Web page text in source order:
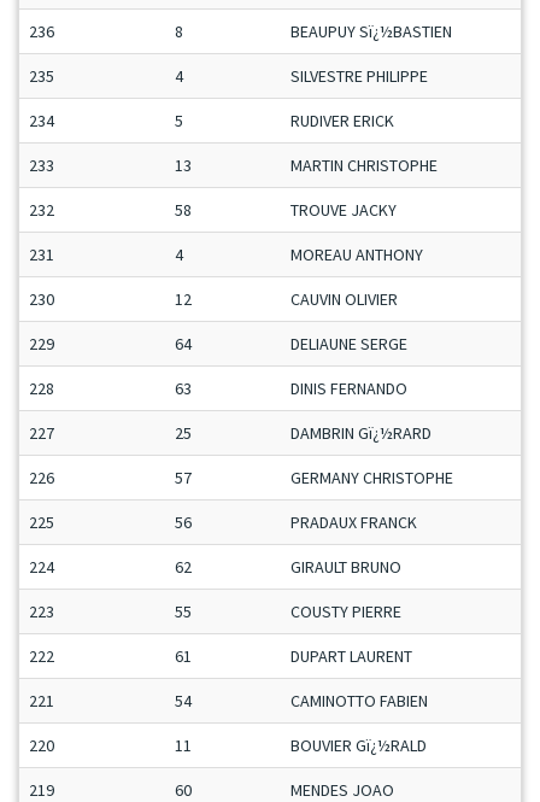
236 8 BEAUPUY Sï¿½BASTIEN
235 4 SILVESTRE PHILIPPE
234 5 RUDIVER ERICK
233 13 MARTIN CHRISTOPHE
232 58 TROUVE JACKY
231 4 MOREAU ANTHONY
230 12 CAUVIN OLIVIER
229 64 DELIAUNE SERGE
228 63 DINIS FERNANDO
227 25 DAMBRIN Gï¿½RARD
226 57 GERMANY CHRISTOPHE
225 56 PRADAUX FRANCK
224 62 GIRAULT BRUNO
223 55 COUSTY PIERRE
222 61 DUPART LAURENT
221 54 CAMINOTTO FABIEN
220 11 BOUVIER Gï¿½RALD
219 60 MENDES JOAO